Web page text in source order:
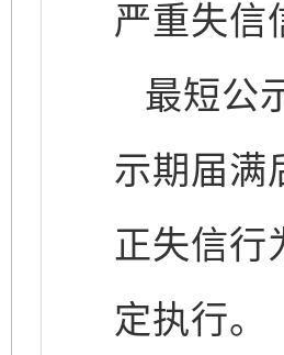
严重失信
最短公
示期届满
正失信行
定执行。